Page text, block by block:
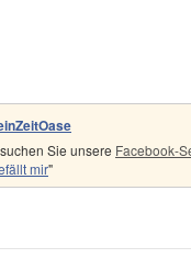
Sie unsere Facebook-
mir"